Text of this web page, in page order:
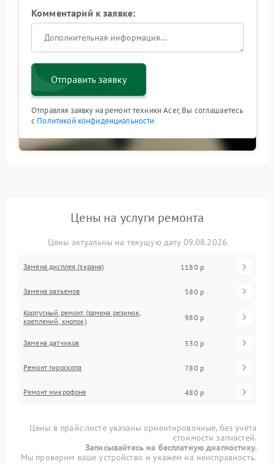
Комментарий к заявке:
Отправить заявку
Отправляя заявку на ремонт техники Acer, Вы соглашаетесь
с Политикой конфиденциальности
Цены на услуги ремонта
Цены актуальны на текущую дату 09.08.2026
Замена дисплея (экрана) 1180 р
Замена разъемов 580 р
Корпусный ремонт (замена резинок,
креплений, кнопок)
980 р
Замена датчиков 530 р
Ремонт гироскопа 780 р
Ремонт микрофона 480 р
Цены в прайс-листе указаны ориентировочные, без учета
стоимости запчастей.
Записывайтесь на бесплатную диагностику.
Мы проверим ваше устройство и укажем на неисправность.